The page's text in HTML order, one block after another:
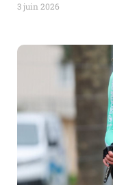
3 juin 2026